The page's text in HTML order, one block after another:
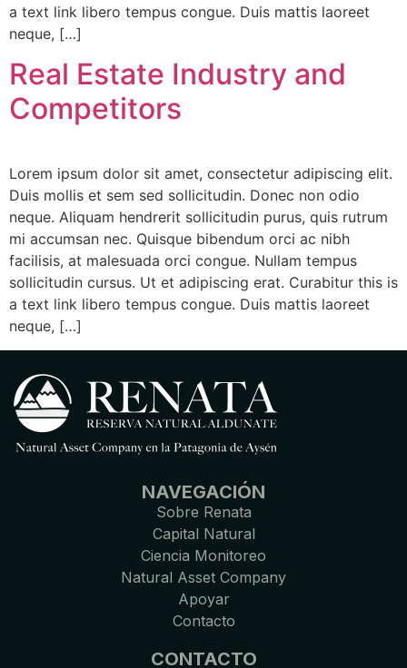
a text link libero tempus congue. Duis mattis laoreet
neque, […]
Real Estate Industry and
Competitors
Lorem ipsum dolor sit amet, consectetur adipiscing elit.
Duis mollis et sem sed sollicitudin. Donec non odio
neque. Aliquam hendrerit sollicitudin purus, quis rutrum
mi accumsan nec. Quisque bibendum orci ac nibh
facilisis, at malesuada orci congue. Nullam tempus
sollicitudin cursus. Ut et adipiscing erat. Curabitur this is
a text link libero tempus congue. Duis mattis laoreet
neque, […]
NAVEGACIÓN
Sobre Renata
Capital Natural
Ciencia Monitoreo
Natural Asset Company
Apoyar
Contacto
CONTACTO